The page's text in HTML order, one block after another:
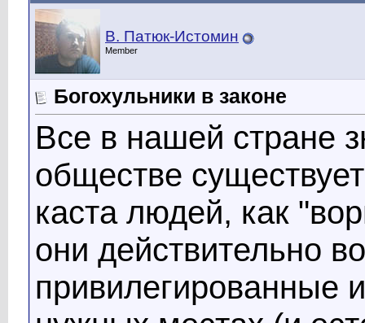
В. Патюк-Истомин
Member
Богохульники в законе
Все в нашей стране
обществе
каста людей, как
они действительно
привилегированные